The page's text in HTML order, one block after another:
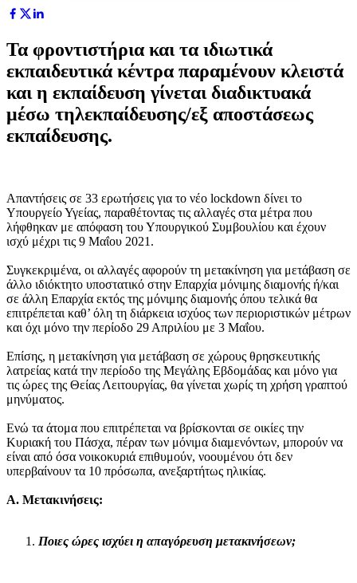
Τα φροντιστήρια και τα ιδιωτικά
εκπαιδευτικά κέντρα παραμένουν κλειστά
και η εκπαίδευση γίνεται διαδικτυακά
μέσω τηλεκπαίδευσης/εξ αποστάσεως
εκπαίδευσης.
Απαντήσεις σε 33 ερωτήσεις για το νέο lockdown δίνει το
Υπουργείο Υγείας, παραθέτοντας τις αλλαγές στα μέτρα που
λήφθηκαν με απόφαση του Υπουργικού Συμβουλίου και έχουν
ισχύ μέχρι τις 9 Μαΐου 2021.
Συγκεκριμένα, οι αλλαγές αφορούν τη μετακίνηση για μετάβαση σε
άλλο ιδιόκτητο υποστατικό στην Επαρχία μόνιμης διαμονής ή/και
σε άλλη Επαρχία εκτός της μόνιμης διαμονής όπου τελικά θα
επιτρέπεται καθ’ όλη τη διάρκεια ισχύος των περιοριστικών μέτρων
και όχι μόνο την περίοδο 29 Απριλίου με 3 Μαΐου.
Επίσης, η μετακίνηση για μετάβαση σε χώρους θρησκευτικής
λατρείας κατά την περίοδο της Μεγάλης Εβδομάδας και μόνο για
τις ώρες της Θείας Λειτουργίας, θα γίνεται χωρίς τη χρήση γραπτού
μηνύματος.
Ενώ τα άτομα που επιτρέπεται να βρίσκονται σε οικίες την
Κυριακή του Πάσχα, πέραν των μόνιμα διαμενόντων, μπορούν να
είναι από όσα νοικοκυριά επιθυμούν, νοουμένου ότι δεν
υπερβαίνουν τα 10 πρόσωπα, ανεξαρτήτως ηλικίας.
Α. Μετακινήσεις:
Ποιες ώρες ισχύει η απαγόρευση μετακινήσεων;